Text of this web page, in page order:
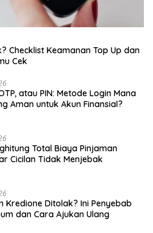
Checklist Keamanan Top Up dan
Cek
atau PIN: Metode Login Mana
Aman untuk Akun Finansial?
Total Biaya Pinjaman
Cicilan Tidak Menjebak
Kredione Ditolak? Ini Penyebab
dan Cara Ajukan Ulang